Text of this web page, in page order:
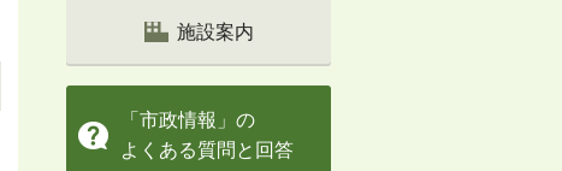
施設案内
「市政情報」の
よくある質問と回答